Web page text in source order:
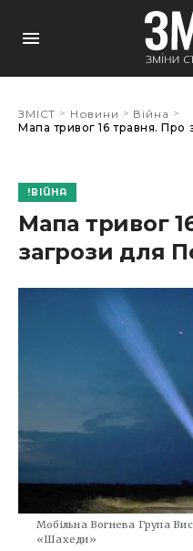
ЗМІСТ > Новини > Війна >
Мапа тривог 16 травня.
ВІЙНА
Мапа тривог
загрози для
Мобільна Вогнева Група
«Шахеди»